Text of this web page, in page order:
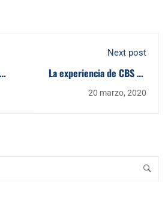
Next post
La experiencia de CBS en
20 marzo, 2020